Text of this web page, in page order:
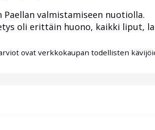
Paellan valmistamiseen nuotiolla.
oli erittäin huono, kaikki liput,
ovat verkkokaupan todellisten